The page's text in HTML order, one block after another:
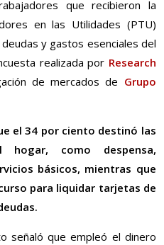
que recibieron la
en las Utilidades (PTU)
y gastos esenciales del
realizada por Research
de mercados de Grupo
el 34 por ciento destinó las
como despensa,
básicos, mientras que
para liquidar tarjetas de
señaló que empleó el dinero